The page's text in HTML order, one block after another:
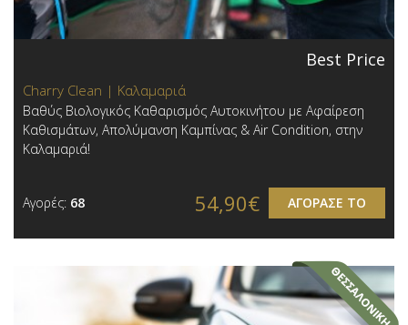
Best Price
Charry Clean | Καλαμαριά
Βαθύς Βιολογικός Καθαρισμός Αυτοκινήτου με Αφαίρεση
Καθισμάτων, Απολύμανση Καμπίνας & Air Condition, στην
Καλαμαριά!
Αγορές: 68 ΑΓΟΡΑΣΕ ΤΟ
54,90€